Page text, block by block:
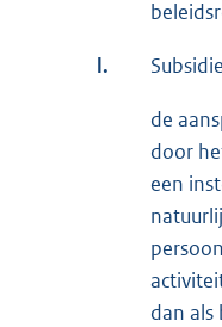
l.
de
door
een
dan als